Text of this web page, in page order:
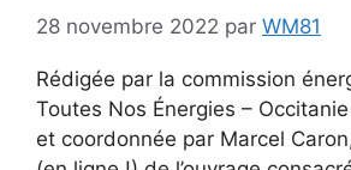
28 novembre 2022 par WM81
Rédigée par la commission
Toutes Nos Énergies –
et coordonnée par Marcel